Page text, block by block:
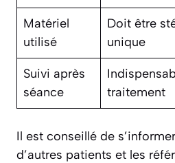
Matériel
utilisé
Doit être
unique
Suivi après
séance
traitement
Il est conseillé de
d’autres patients et les